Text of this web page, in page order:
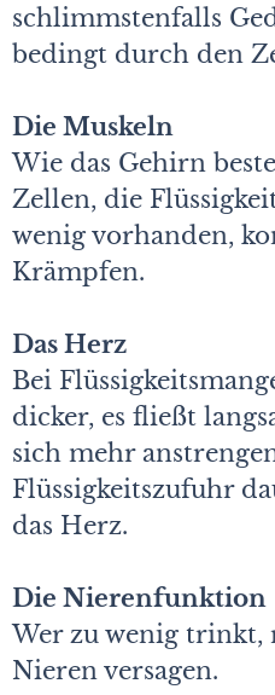
schlimmstenfalls
bedingt durch den
Die Muskeln
Wie das Gehirn
Zellen, die
wenig vorhanden,
Krämpfen.
Das Herz
Bei
dicker, es fließt
sich mehr
Flüssigkeitszufuhr
das Herz.
Die Nierenfunktion
Wer zu wenig trinkt,
Nieren versagen.